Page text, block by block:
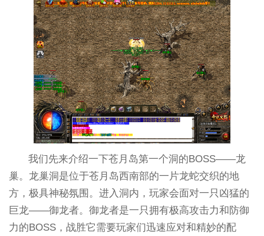
我们先来介绍一下苍月岛第一个洞的BOSS——龙
巢。龙巢洞是位于苍月岛西南部的一片龙蛇交织的地
方，极具神秘氛围。进入洞内，玩家会面对一只凶猛的
巨龙——御龙者。御龙者是一只拥有极高攻击力和防御
力的BOSS，战胜它需要玩家们迅速应对和精妙的配